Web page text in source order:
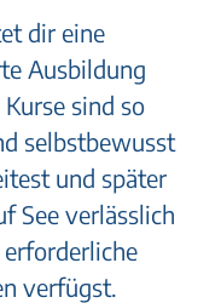
dir eine
Ausbildung
sind so
selbstbewusst
und später
See verlässlich
verfügst.